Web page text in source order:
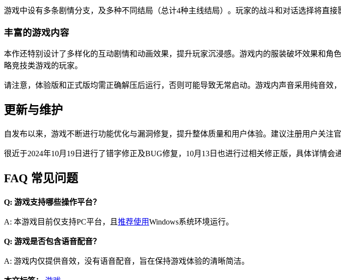
游戏中设有多条剧情分支，及多种不同结局（总计4种主线结局）。玩家的战斗和对话选择将直接
丰富的游戏内容
本作还特别设计了多样化的互动剧情和动画效果，提升玩家沉浸感。游戏内的服装破坏效果和
略竞技类游戏的玩家。
请注意，体验版和正式版均需正确解压后运行，否则可能导致无常启动。游戏内声音采用纯音效，
更新与维护
自发布以来，游戏不断进行功能优化与漏洞修复，提升整体质量和用户体验。建议注册用户关注
很近于2024年10月19日进行了错字修正及BUG修复，10月13日也进行过相关修正版，具体详情会
FAQ 常见问题
Q: 游戏支持哪些操作平台？
A: 本游戏目前仅支持PC平台，且 推荐使用Windows系统环境运行。
Q: 游戏是否包含语音配音？
A: 游戏内仅提供音效，没有语音配音，旨在保持游戏体验的清晰简洁。